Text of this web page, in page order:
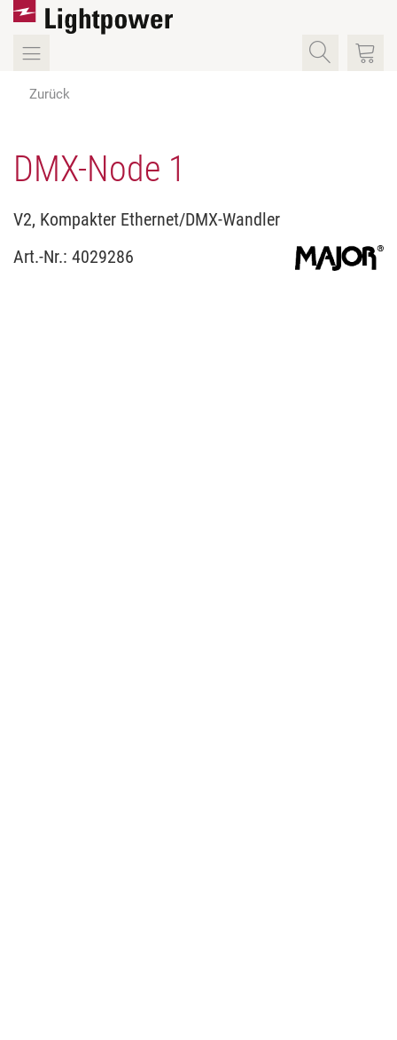
Zurück
DMX-Node 1
V2, Kompakter Ethernet/DMX-Wandler
Art.-Nr.: 4029286